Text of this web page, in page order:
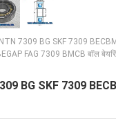
NTN 7309 BG SKF 7309
FAG 7309 BMCB बॉल
BG SKF 7309